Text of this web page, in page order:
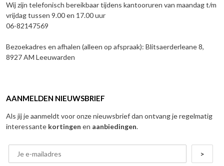
Wij zijn telefonisch bereikbaar tijdens kantooruren van maandag t/m
vrijdag tussen 9.00 en 17.00 uur
06-82147569
Bezoekadres en afhalen (alleen op afspraak): Blitsaerderleane 8,
8927 AM Leeuwarden
AANMELDEN NIEUWSBRIEF
Als jij je aanmeldt voor onze nieuwsbrief dan ontvang je regelmatig
interessante kortingen en aanbiedingen.